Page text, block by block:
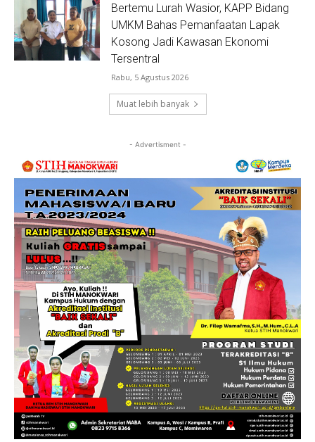
Bertemu Lurah Wasior, KAPP Bidang
UMKM Bahas Pemanfaatan Lapak
Kosong Jadi Kawasan Ekonomi
Tersentral
Rabu, 5 Agustus 2026
Muat lebih banyak
- Advertisment -